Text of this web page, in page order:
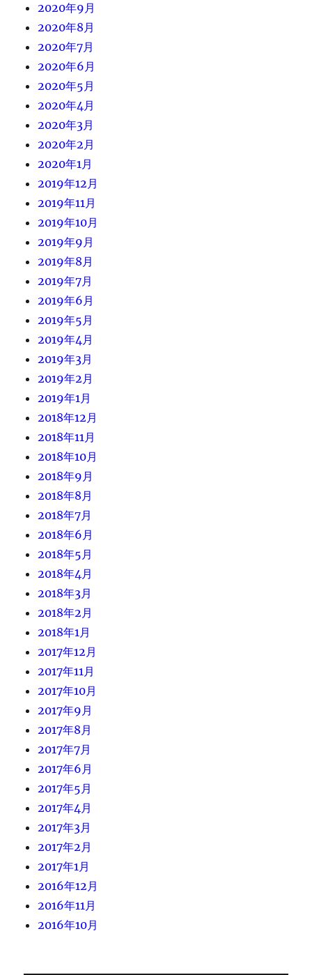
2020年9月
2020年8月
2020年7月
2020年6月
2020年5月
2020年4月
2020年3月
2020年2月
2020年1月
2019年12月
2019年11月
2019年10月
2019年9月
2019年8月
2019年7月
2019年6月
2019年5月
2019年4月
2019年3月
2019年2月
2019年1月
2018年12月
2018年11月
2018年10月
2018年9月
2018年8月
2018年7月
2018年6月
2018年5月
2018年4月
2018年3月
2018年2月
2018年1月
2017年12月
2017年11月
2017年10月
2017年9月
2017年8月
2017年7月
2017年6月
2017年5月
2017年4月
2017年3月
2017年2月
2017年1月
2016年12月
2016年11月
2016年10月